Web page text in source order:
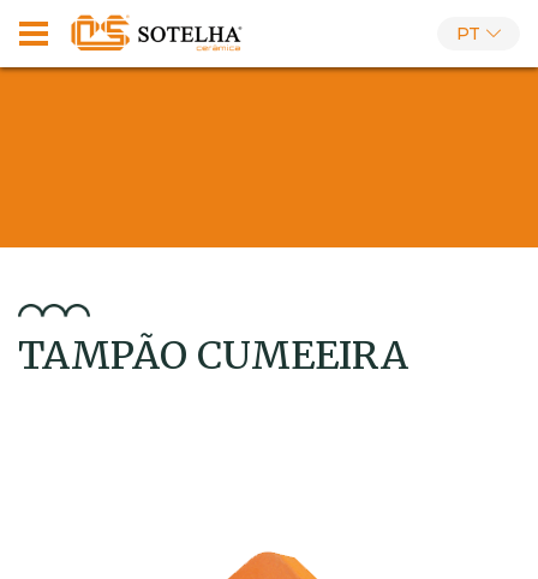
PT
TAMPÃO CUMEEIRA